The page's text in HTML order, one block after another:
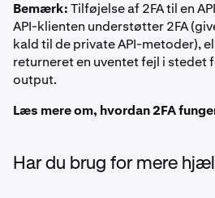
Bemærk:Tilføjelse af 2FA til en
API-klienten understøtter 2FA
kald til de private API-metoder),
returneret en uventet fejl i stedet
output.
Læs mere om, hvordan 2FA
Har du brug for mere